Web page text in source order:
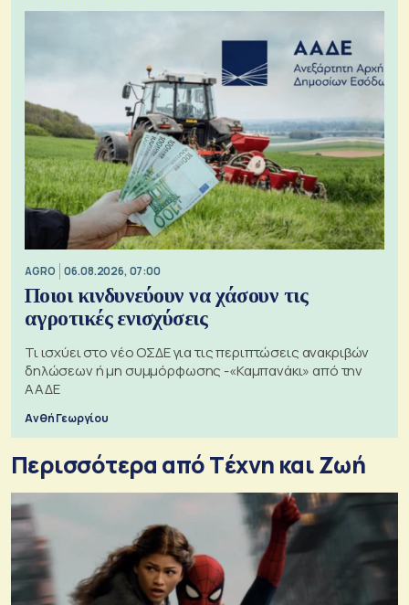
AGRO 06.08.2026, 07:00
Ποιοι κινδυνεύουν να χάσουν τις
αγροτικές ενισχύσεις
Τι ισχύει στο νέο ΟΣΔΕ για τις περιπτώσεις ανακριβών
δηλώσεων ή μη συμμόρφωσης -«Καμπανάκι» από την
ΑΑΔΕ
Ανθή Γεωργίου
Περισσότερα από Tέχνη και Ζωή